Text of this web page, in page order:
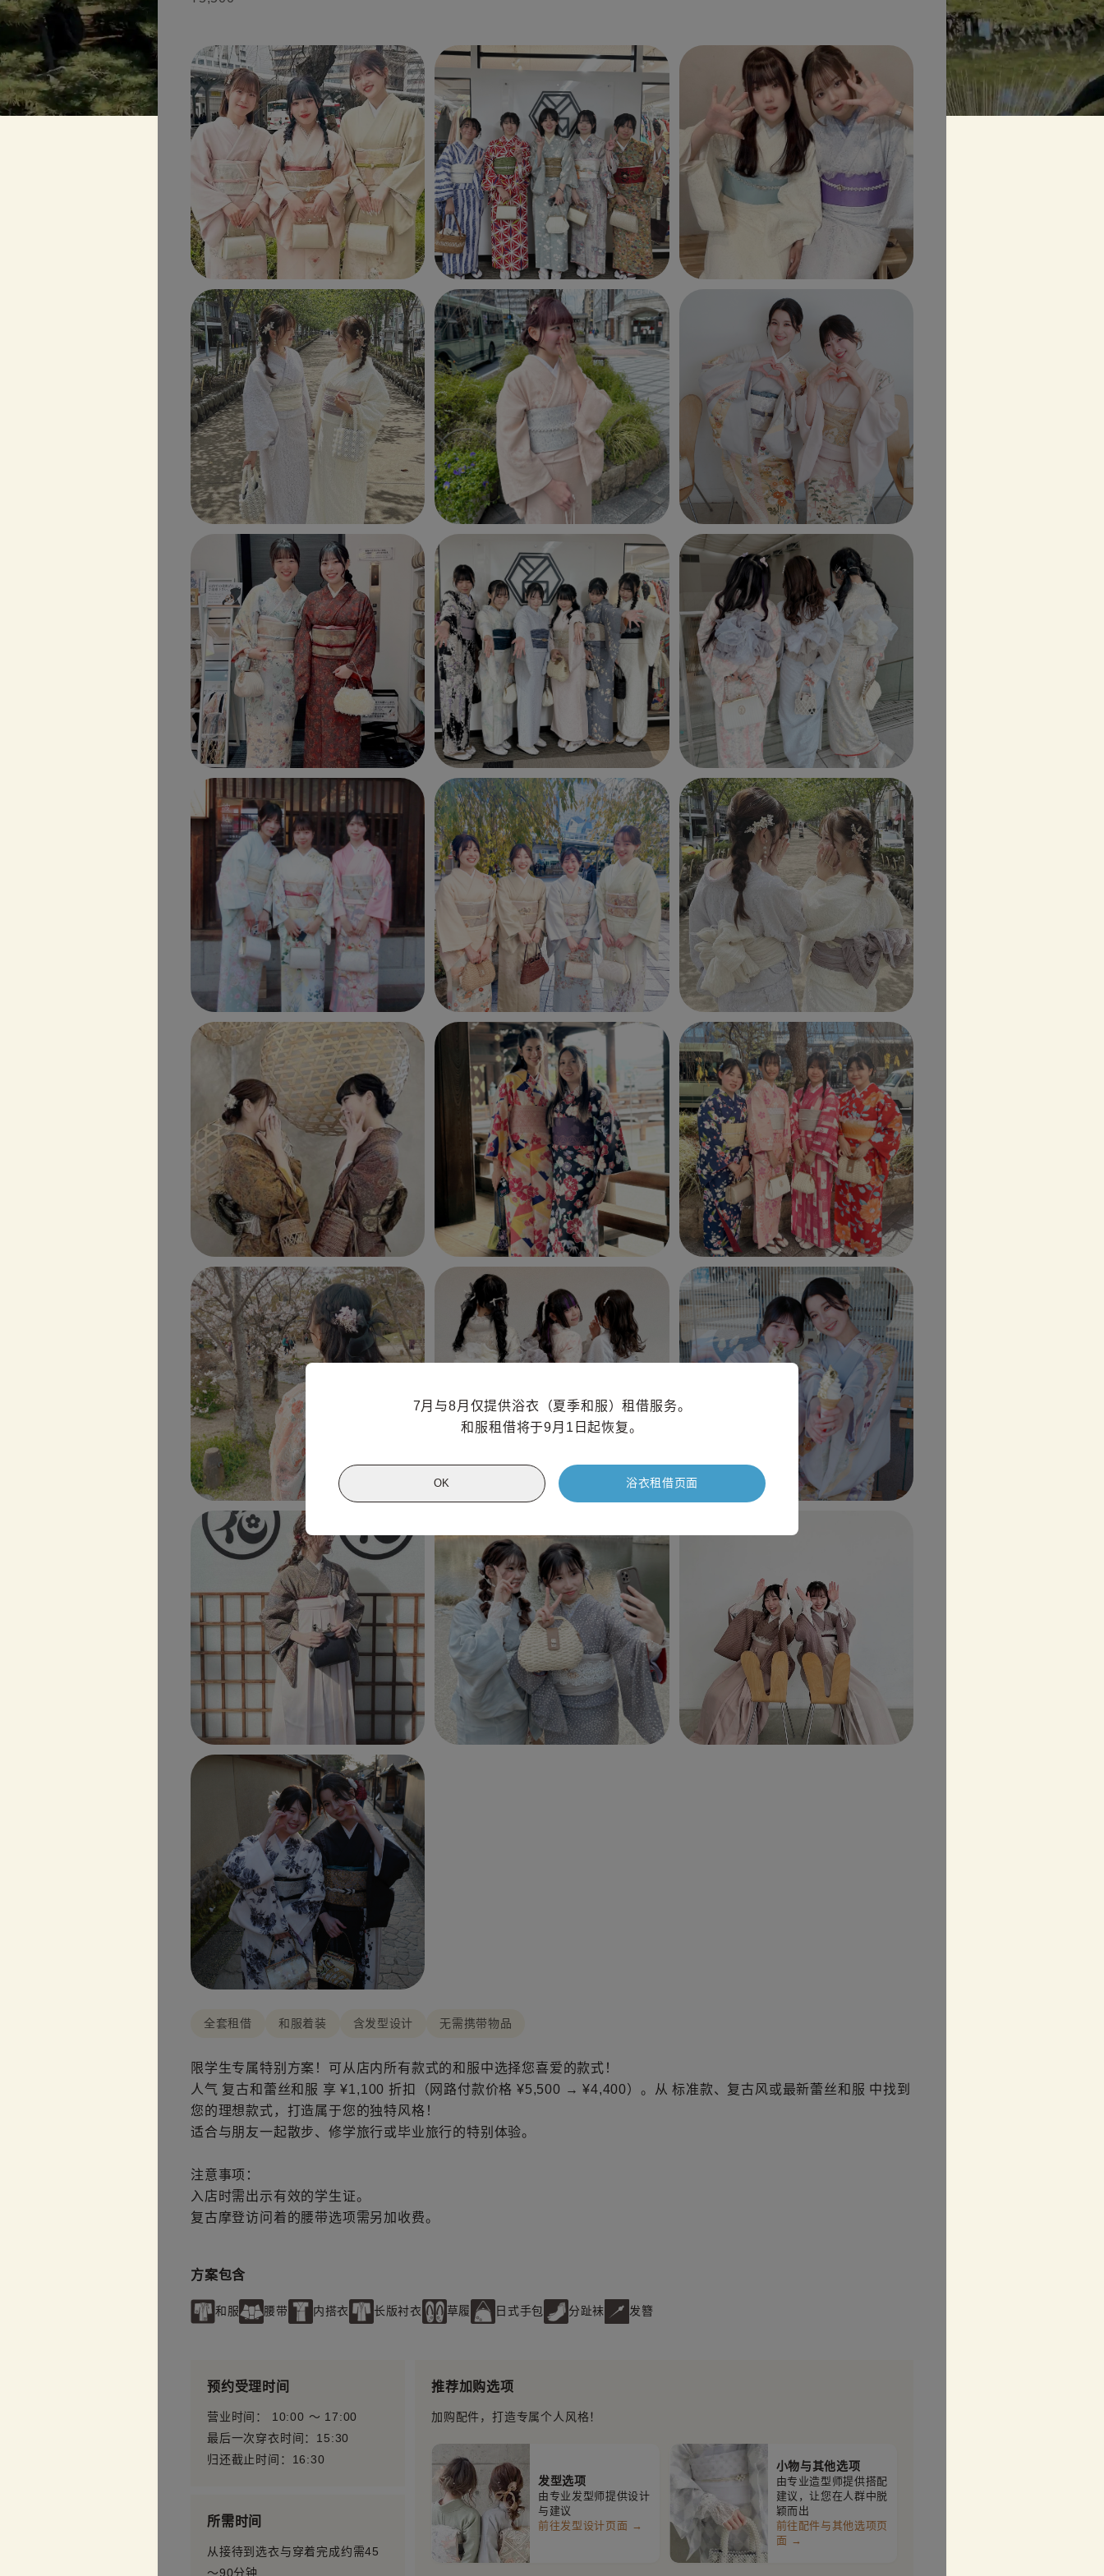
7月与8月仅提供浴衣（夏季和服）租借服务。
和服租借将于9月1日起恢复。
OK 浴衣租借页面
全套租借 和服着装 含发型设计 无需携带物品
限学生专属特别方案！可从店内所有款式的和服中选择您喜爱的款式！
人气 复古和蕾丝和服 享 ¥1,100 折扣（网路付款价格 ¥5,500 → ¥4,400）。从 标准款、复古风或最新蕾丝和服 中找到
您的理想款式，打造属于您的独特风格！
适合与朋友一起散步、修学旅行或毕业旅行的特别体验。
注意事项：
入店时需出示有效的学生证。
复古摩登访问着的腰带选项需另加收费。
方案包含
和服 腰带 内搭衣 长版衬衣 草履 日式手包 分趾袜 发簪
预约受理时间
营业时间： 10:00 〜 17:00
最后一次穿衣时间：15:30
归还截止时间：16:30
所需时间
从接待到选衣与穿着完成约需45
～90分钟
推荐加购选项
加购配件，打造专属个人风格！
发型选项
由专业发型师提供设计
与建议
前往发型设计页面 →
小物与其他选项
由专业造型师提供搭配
建议，让您在人群中脱
颖而出
前往配件与其他选项页
面 →